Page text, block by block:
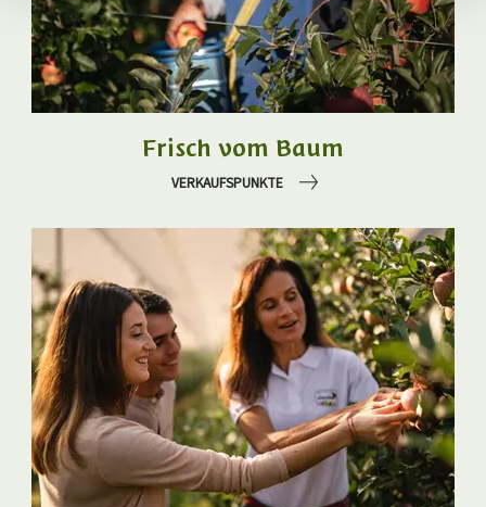
Frisch vom Baum
VERKAUFSPUNKTE